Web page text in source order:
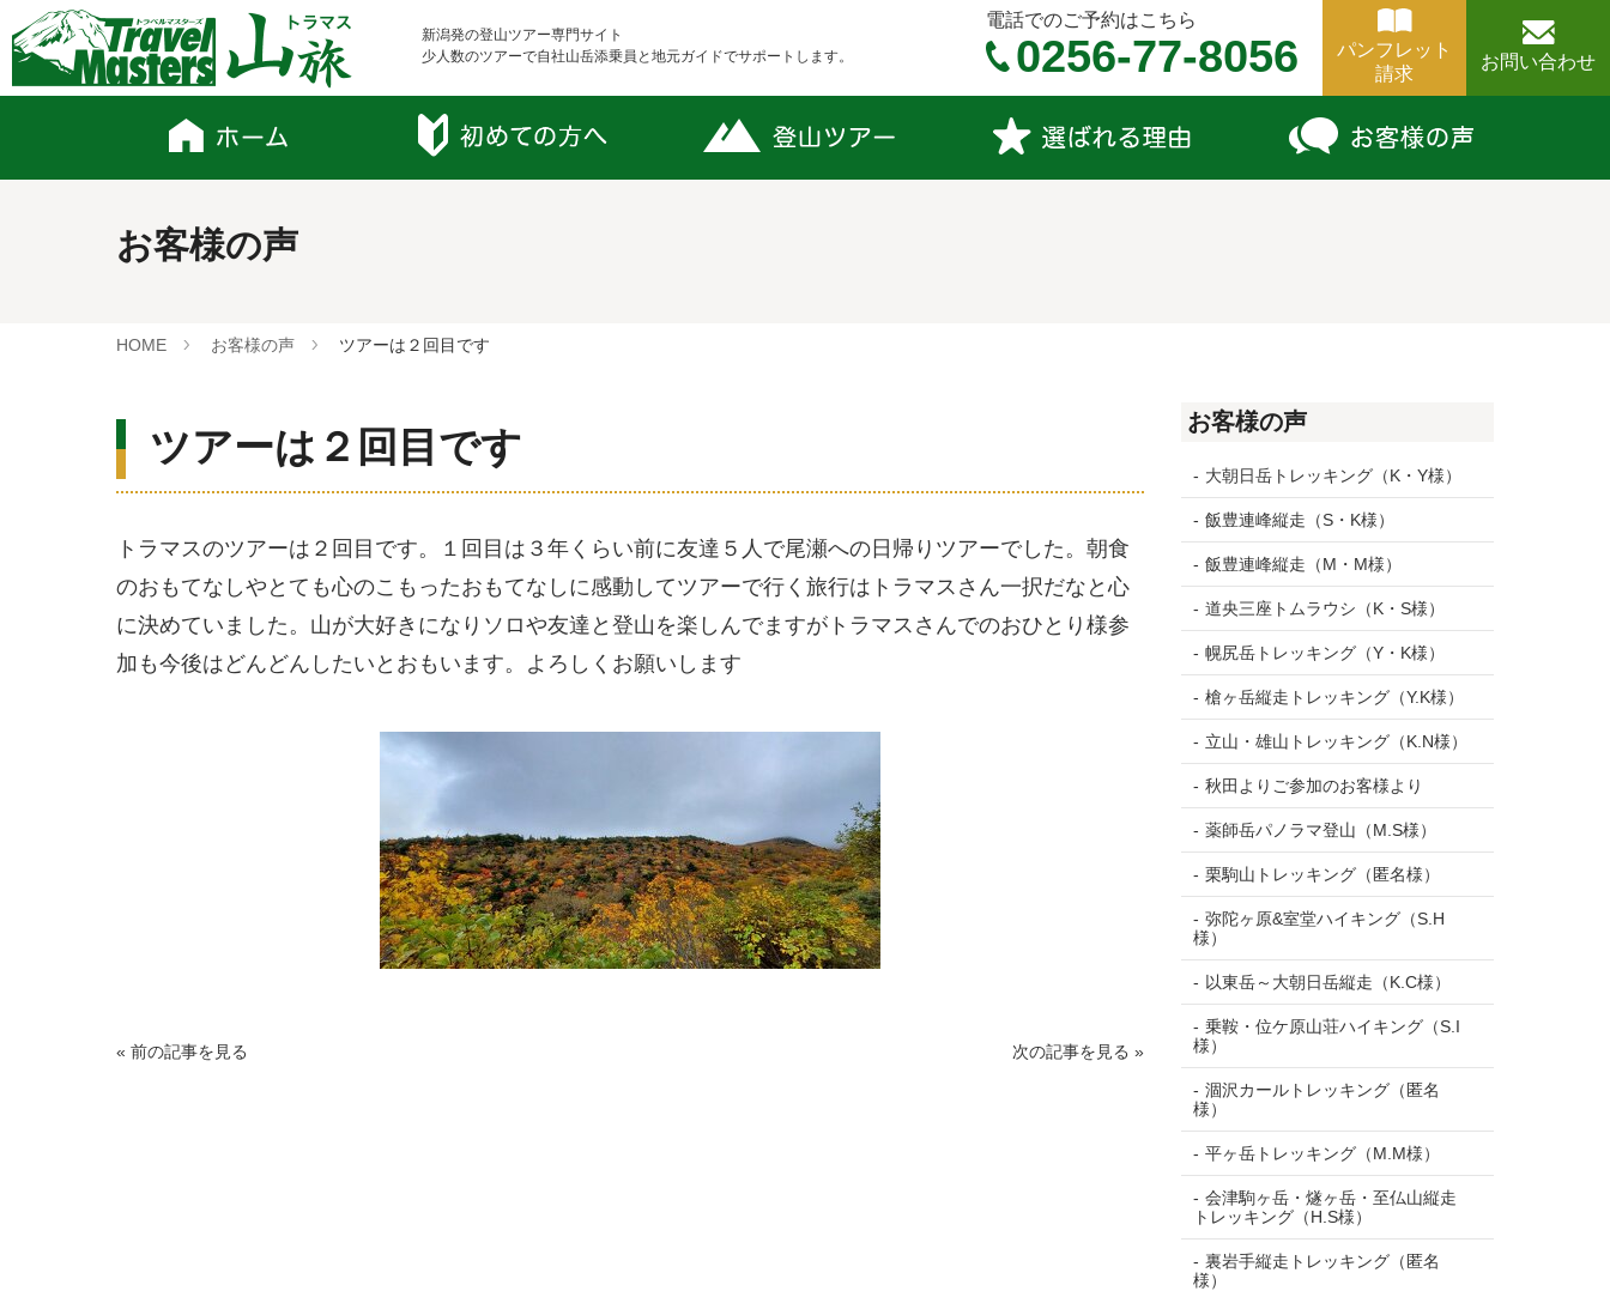
新潟発の登山ツアー専門サイト
少人数のツアーで自社山岳添乗員と地元ガイドでサポートします。
電話でのご予約はこちら
0256-77-8056
パンフレット
請求
お問い合わせ
お客様の声
HOME お客様の声 ツアーは２回目です
ツアーは２回目です
トラマスのツアーは２回目です。１回目は３年くらい前に友達５人で尾瀬への日帰りツアーでした。朝食
のおもてなしやとても心のこもったおもてなしに感動してツアーで行く旅行はトラマスさん一択だなと心
に決めていました。山が大好きになりソロや友達と登山を楽しんでますがトラマスさんでのおひとり様参
加も今後はどんどんしたいとおもいます。よろしくお願いします
« 前の記事を見る 次の記事を見る »
お客様の声
大朝日岳トレッキング（K・Y様）
飯豊連峰縦走（S・K様）
飯豊連峰縦走（M・M様）
道央三座トムラウシ（K・S様）
幌尻岳トレッキング（Y・K様）
槍ヶ岳縦走トレッキング（Y.K様）
立山・雄山トレッキング（K.N様）
秋田よりご参加のお客様より
薬師岳パノラマ登山（M.S様）
栗駒山トレッキング（匿名様）
弥陀ヶ原&室堂ハイキング（S.H
様）
以東岳～大朝日岳縦走（K.C様）
乗鞍・位ケ原山荘ハイキング（S.I
様）
涸沢カールトレッキング（匿名
様）
平ヶ岳トレッキング（M.M様）
会津駒ヶ岳・燧ヶ岳・至仏山縦走
トレッキング（H.S様）
裏岩手縦走トレッキング（匿名
様）